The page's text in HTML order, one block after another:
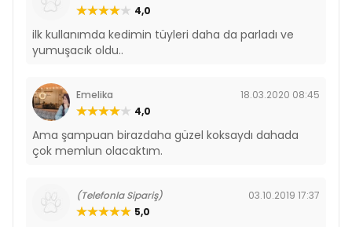
4,0
ilk kullanımda kedimin tüyleri daha da parladı ve
yumuşacık oldu..
Emelika
18.03.2020 08:45
4,0
Ama şampuan birazdaha güzel koksaydı dahada
çok memlun olacaktım.
(Telefonla Sipariş)
03.10.2019 17:37
5,0